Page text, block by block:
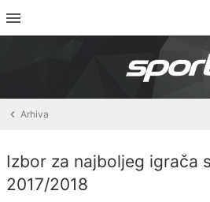
Arhiva
Izbor za najboljeg igrača
2017/2018